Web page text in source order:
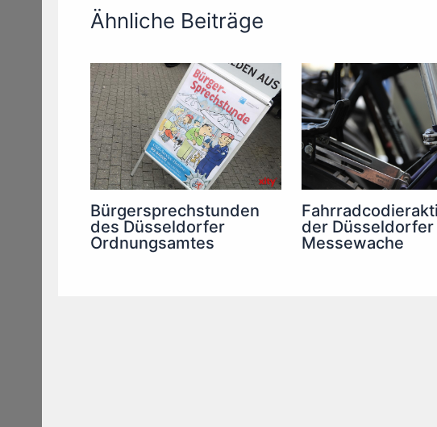
Ähnliche Beiträge
Bürgersprechstunden
des Düsseldorfer
Ordnungsamtes
der Düsseldorfer
Messewache